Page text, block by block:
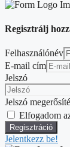
Regisztrálj
Felhasználónév
E-mail cím
Jelszó
Jelszó
Elfogadom
Jelentkezz be!